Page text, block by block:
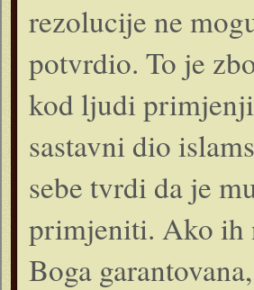
rezolucije ne
potvrdio. To je
kod ljudi
sastavni dio
sebe tvrdi da je
primjeniti. Ako ih
Boga